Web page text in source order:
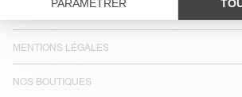
MENTIONS LÉGALES
NOS BOUTIQUES